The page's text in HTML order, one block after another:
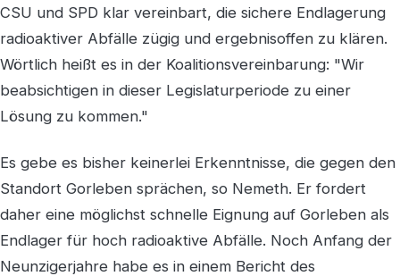
CSU und SPD klar vereinbart, die sichere Endlagerung
radioaktiver Abfälle zügig und ergebnisoffen zu klären.
Wörtlich heißt es in der Koalitionsvereinbarung: "Wir
beabsichtigen in dieser Legislaturperiode zu einer
Lösung zu kommen."
Es gebe es bisher keinerlei Erkenntnisse, die gegen den
Standort Gorleben sprächen, so Nemeth. Er fordert
daher eine möglichst schnelle Eignung auf Gorleben als
Endlager für hoch radioaktive Abfälle. Noch Anfang der
Neunzigerjahre habe es in einem Bericht des